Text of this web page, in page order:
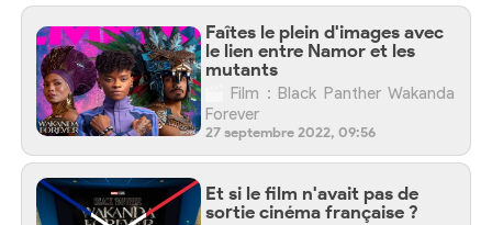
Faîtes le plein d'images avec
le lien entre Namor et les
mutants
Film : Black Panther Wakanda
Forever
27 septembre 2022, 09:56
Et si le film n'avait pas de
sortie cinéma française ?